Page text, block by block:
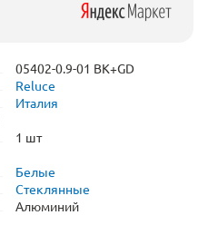
05402-0.9-01 BK+GD
Reluce
Италия
1 шт
Белые
Стеклянные
Алюминий